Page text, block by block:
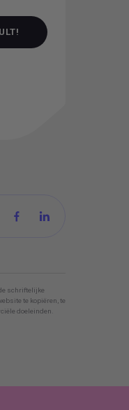
schriftelijke
te kopiëren, te
doeleinden.